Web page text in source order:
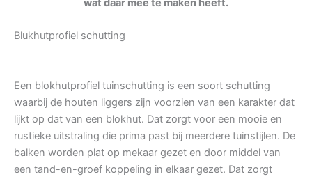
wat daar mee te maken heeft.
Blukhutprofiel schutting
Een blokhutprofiel tuinschutting is een soort schutting
waarbij de houten liggers zijn voorzien van een karakter dat
lijkt op dat van een blokhut. Dat zorgt voor een mooie en
rustieke uitstraling die prima past bij meerdere tuinstijlen. De
balken worden plat op mekaar gezet en door middel van
een tand-en-groef koppeling in elkaar gezet. Dat zorgt